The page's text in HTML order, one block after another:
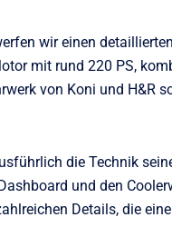
wir einen
mit rund 220 PS,
von Koni und H&R
die Technik
und den
Details, die